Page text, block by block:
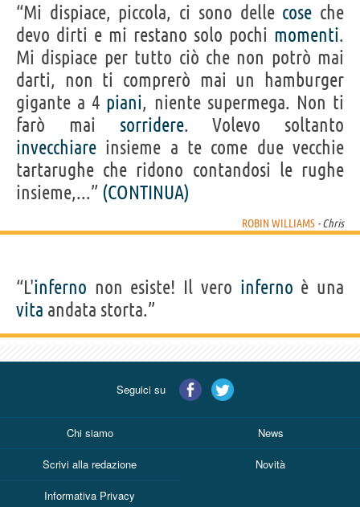
“Mi dispiace, piccola, ci sono delle cose che
devo dirti e mi restano solo pochi momenti.
Mi dispiace per tutto ciò che non potrò mai
darti, non ti comprerò mai un hamburger
gigante a 4 piani, niente supermega. Non ti
farò mai sorridere. Volevo soltanto
invecchiare insieme a te come due vecchie
tartarughe che ridono contandosi le rughe
insieme,...” (CONTINUA)
ROBIN WILLIAMS - Chris
“L'inferno non esiste! Il vero inferno è una
vita andata storta.”
Seguici su
Chi siamo News
Scrivi alla redazione Novità
Informativa Privacy